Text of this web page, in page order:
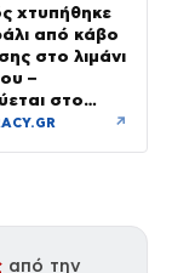
χτυπήθηκε
από κάβο
στο λιμάνι
–
στο
↗
από την